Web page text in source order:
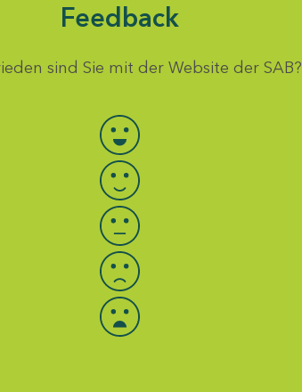
Feedback
sind Sie mit der Website der SAB?
Bewertung auswählen